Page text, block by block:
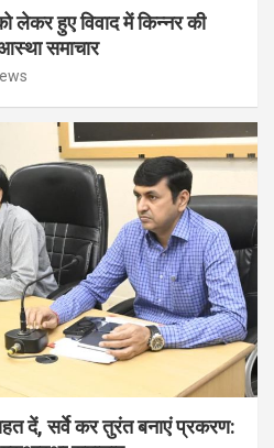
लेकर हुए विवाद में किन्नर की
समाचार
दें, सर्वे कर तुरंत बनाएं प्रकरण: